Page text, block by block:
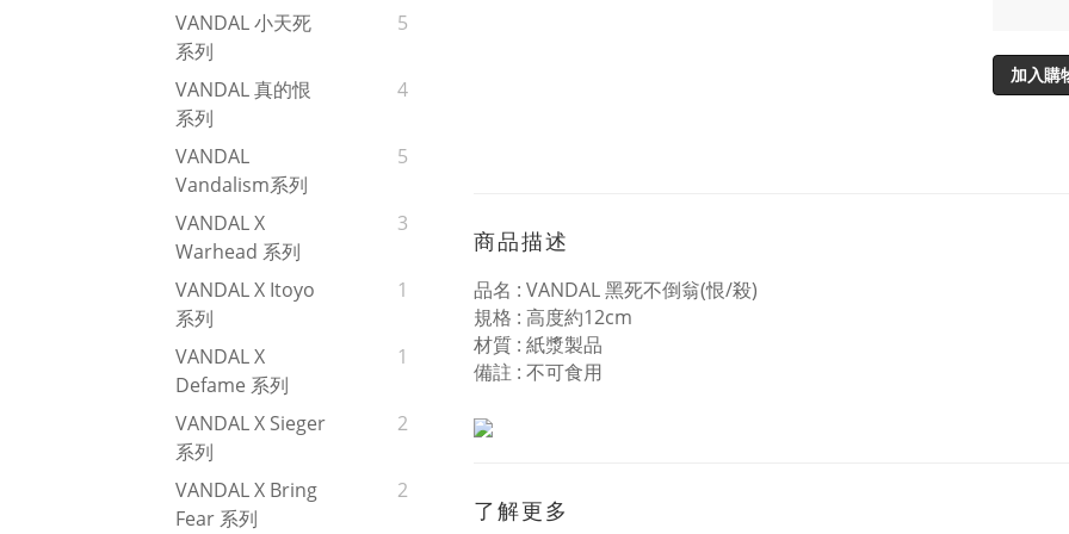
VANDAL 小天死
系列
5
VANDAL 真的恨
系列
4
VANDAL
Vandalism系列
5
VANDAL X
Warhead 系列
3
VANDAL X Itoyo
系列
1
VANDAL X
Defame 系列
1
VANDAL X Sieger
系列
2
VANDAL X Bring
Fear 系列
2
加入購
商品描述
品名 : VANDAL 黑死不倒翁(恨/殺)
規格 : 高度約12cm
材質 : 紙漿製品
備註 : 不可食用
了解更多